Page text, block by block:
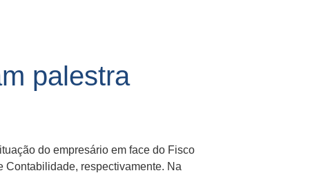
palestra
do empresário em face do Fisco
Contabilidade, respectivamente. Na